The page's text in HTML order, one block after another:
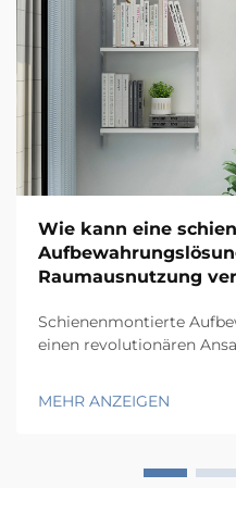
Wie kann eine
Raumausnutzung
Schienenmontierte
einen revolutionären
Schienensysteme, die
MEHR ANZEIGEN